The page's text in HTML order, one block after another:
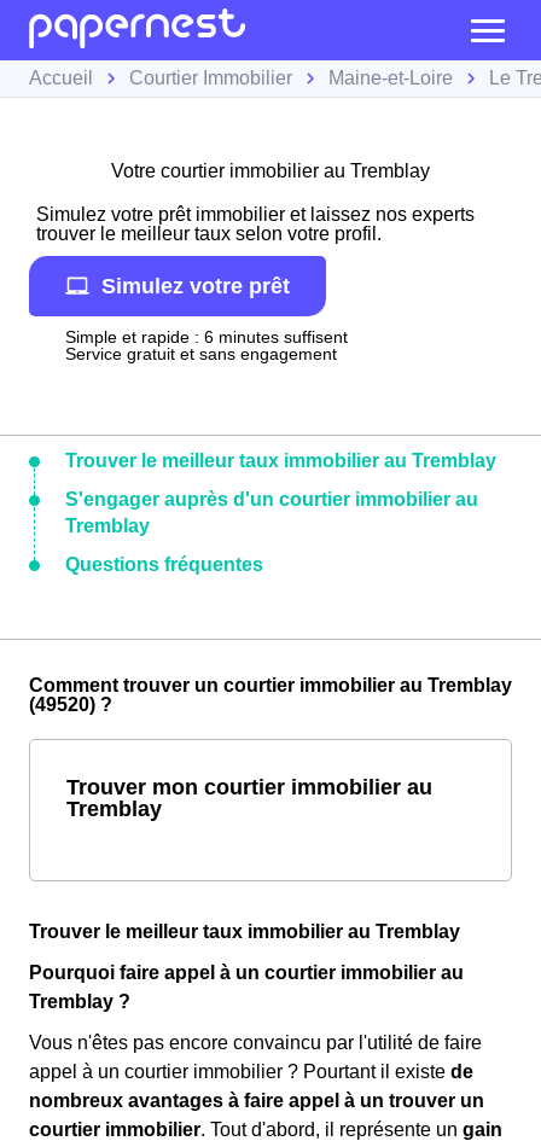
Accueil Courtier Immobilier Maine-et-Loire Le
Votre courtier immobilier au Tremblay
Simulez votre prêt immobilier et laissez nos experts
trouver le meilleur taux selon votre profil.
Simulez votre prêt
Simple et rapide : 6 minutes suffisent
Service gratuit et sans engagement
Trouver le meilleur taux immobilier au Tremblay
S'engager auprès d'un courtier immobilier au
Tremblay
Questions fréquentes
Comment trouver un courtier immobilier au Tremblay
(49520) ?
Trouver mon courtier immobilier au
Tremblay
Trouver le meilleur taux immobilier au Tremblay
Pourquoi faire appel à un courtier immobilier au
Tremblay ?
Vous n'êtes pas encore convaincu par l'utilité de faire
appel à un courtier immobilier ? Pourtant il existe de
nombreux avantages à faire appel à un trouver un
courtier immobilier. Tout d'abord, il représente un gain